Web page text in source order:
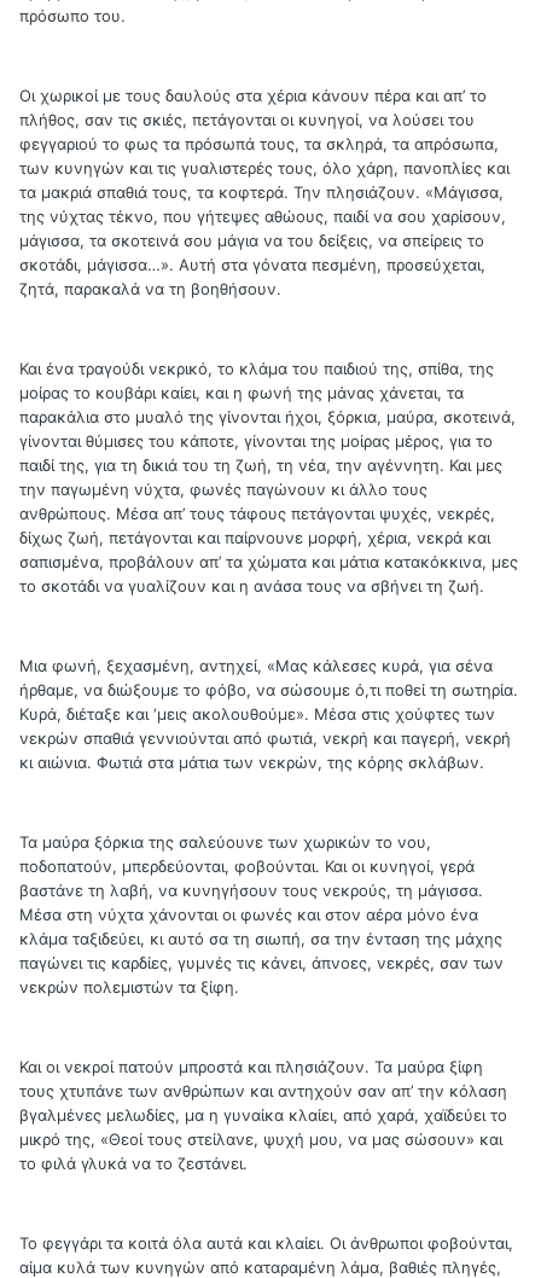
πρόσωπο του.
Οι χωρικοί με τους δαυλούς στα χέρια κάνουν πέρα και απ’ το
πλήθος, σαν τις σκιές, πετάγονται οι κυνηγοί, να λούσει του
φεγγαριού το φως τα πρόσωπά τους, τα σκληρά, τα απρόσωπα,
των κυνηγών και τις γυαλιστερές τους, όλο χάρη, πανοπλίες και
τα μακριά σπαθιά τους, τα κοφτερά. Την πλησιάζουν. «Μάγισσα,
της νύχτας τέκνο, που γήτεψες αθώους, παιδί να σου χαρίσουν,
μάγισσα, τα σκοτεινά σου μάγια να του δείξεις, να σπείρεις το
σκοτάδι, μάγισσα…». Αυτή στα γόνατα πεσμένη, προσεύχεται,
ζητά, παρακαλά να τη βοηθήσουν.
Και ένα τραγούδι νεκρικό, το κλάμα του παιδιού της, σπίθα, της
μοίρας το κουβάρι καίει, και η φωνή της μάνας χάνεται, τα
παρακάλια στο μυαλό της γίνονται ήχοι, ξόρκια, μαύρα, σκοτεινά,
γίνονται θύμισες του κάποτε, γίνονται της μοίρας μέρος, για το
παιδί της, για τη δικιά του τη ζωή, τη νέα, την αγέννητη. Και μες
την παγωμένη νύχτα, φωνές παγώνουν κι άλλο τους
ανθρώπους. Μέσα απ’ τους τάφους πετάγονται ψυχές, νεκρές,
δίχως ζωή, πετάγονται και παίρνουνε μορφή, χέρια, νεκρά και
σαπισμένα, προβάλουν απ’ τα χώματα και μάτια κατακόκκινα, μες
το σκοτάδι να γυαλίζουν και η ανάσα τους να σβήνει τη ζωή.
Μια φωνή, ξεχασμένη, αντηχεί, «Μας κάλεσες κυρά, για σένα
ήρθαμε, να διώξουμε το φόβο, να σώσουμε ό,τι ποθεί τη σωτηρία.
Κυρά, διέταξε και ‘μεις ακολουθούμε». Μέσα στις χούφτες των
νεκρών σπαθιά γεννιούνται από φωτιά, νεκρή και παγερή, νεκρή
κι αιώνια. Φωτιά στα μάτια των νεκρών, της κόρης σκλάβων.
Τα μαύρα ξόρκια της σαλεύουνε των χωρικών το νου,
ποδοπατούν, μπερδεύονται, φοβούνται. Και οι κυνηγοί, γερά
βαστάνε τη λαβή, να κυνηγήσουν τους νεκρούς, τη μάγισσα.
Μέσα στη νύχτα χάνονται οι φωνές και στον αέρα μόνο ένα
κλάμα ταξιδεύει, κι αυτό σα τη σιωπή, σα την ένταση της μάχης
παγώνει τις καρδίες, γυμνές τις κάνει, άπνοες, νεκρές, σαν των
νεκρών πολεμιστών τα ξίφη.
Και οι νεκροί πατούν μπροστά και πλησιάζουν. Τα μαύρα ξίφη
τους χτυπάνε των ανθρώπων και αντηχούν σαν απ’ την κόλαση
βγαλμένες μελωδίες, μα η γυναίκα κλαίει, από χαρά, χαϊδεύει το
μικρό της, «Θεοί τους στείλανε, ψυχή μου, να μας σώσουν» και
το φιλά γλυκά να το ζεστάνει.
Το φεγγάρι τα κοιτά όλα αυτά και κλαίει. Οι άνθρωποι φοβούνται,
αίμα κυλά των κυνηγών από καταραμένη λάμα, βαθιές πληγές,